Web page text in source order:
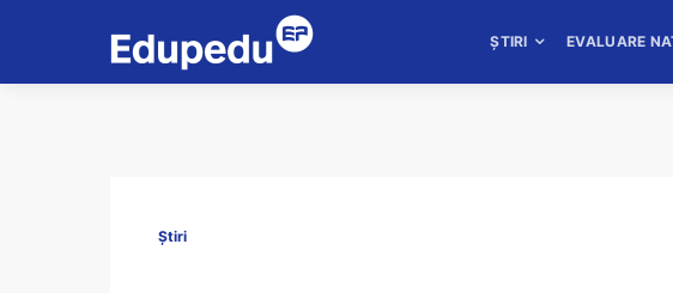
ȘTIRI EVALUARE
Știri